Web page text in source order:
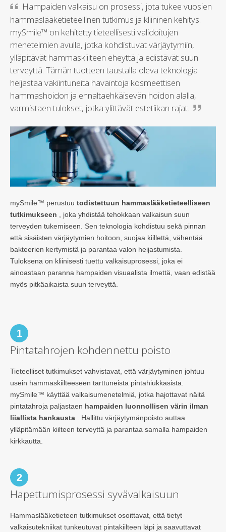
Hampaiden valkaisu on prosessi, jota tukee vuosien
hammaslääketieteellinen tutkimus ja kliininen kehitys.
mySmile™ on kehitetty tieteellisesti validoitujen
menetelmien avulla, jotka kohdistuvat värjäytymiin,
ylläpitävät hammaskiilteen eheyttä ja edistävät suun
terveyttä. Tämän tuotteen taustalla oleva teknologia
heijastaa vakiintuneita havaintoja kosmeettisen
hammashoidon ja ennaltaehkäisevän hoidon alalla,
varmistaen tulokset, jotka ylittävät estetiikan rajat.
mySmile™ perustuu todistettuun hammaslääketieteelliseen
tutkimukseen , joka yhdistää tehokkaan valkaisun suun
terveyden tukemiseen. Sen teknologia kohdistuu sekä pinnan
että sisäisten värjäytymien hoitoon, suojaa kiillettä, vähentää
bakteerien kertymistä ja parantaa valon heijastumista.
Tuloksena on kliinisesti tuettu valkaisuprosessi, joka ei
ainoastaan paranna hampaiden visuaalista ilmettä, vaan edistää
myös pitkäaikaista suun terveyttä.
1
Pintatahrojen kohdennettu poisto
Tieteelliset tutkimukset vahvistavat, että värjäytyminen johtuu
usein hammaskiilteeseen tarttuneista pintahiukkasista.
mySmile™ käyttää valkaisumenetelmiä, jotka hajottavat näitä
pintatahroja paljastaen hampaiden luonnollisen värin ilman
liiallista hankausta . Hallittu värjäytymänpoisto auttaa
ylläpitämään kiilteen terveyttä ja parantaa samalla hampaiden
kirkkautta.
2
Hapettumisprosessi syvävalkaisuun
Hammaslääketieteen tutkimukset osoittavat, että tietyt
valkaisutekniikat tunkeutuvat pintakiilteen läpi ja saavuttavat